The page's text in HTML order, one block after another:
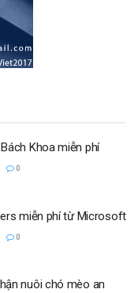
Khoa miễn phí
0
miễn phí từ Microsoft
0
nuôi chó mèo an